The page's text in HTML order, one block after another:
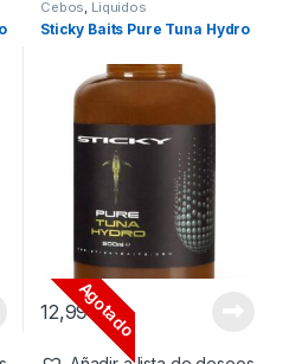
Agotado
Añadir a lista de deseos
Cebos,Liquidos
Sticky Baits Pure Tuna Hydro